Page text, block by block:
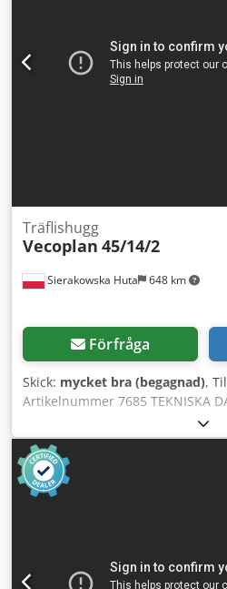
backfunktion – begagnad
Nettopris: 76 900 PLN
310 EUR enligt växelkurs 4,20
Sierakowska Huta 648 km
Träflishugg
Vecoplan 45/14/2
Förfråga
Skick: mycket bra (begagnad),
Artikelnummer 7685 TEKNISKA
mm - Inloppshöjd 300 mm
Axelbredd 480 mm -
st - Sållstorlek 50x50 mm -
under - Axlarnas motor 0,78/1,1
(med justerbar inställning) - Med
FÖRDELAR – Tysk tillverkning –